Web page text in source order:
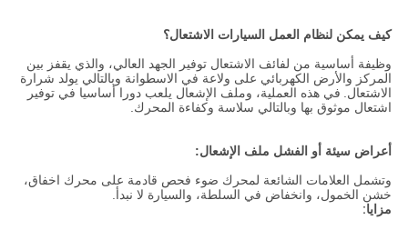
كيف يمكن لنظام العمل السيارات الاشتعال؟
وظيفة أساسية من لفائف الاشتعال توفير الجهد العالي، والذي يقفز بين
المركز والأرض الكهربائي على ولاعة في الاسطوانة وبالتالي يولد شرارة
الاشتعال. في هذه العملية، وملف الإشعال يلعب دورا أساسيا في توفير
اشتعال موثوق بها وبالتالي سلاسة وكفاءة المحرك.
أعراض سيئة أو الفشل ملف الإشعال:
وتشمل العلامات الشائعة لمحرك ضوء فحص قادمة على محرك اخفاق،
خشن الخمول، وانخفاض في السلطة، والسيارة لا نبدأ.
مزايا: